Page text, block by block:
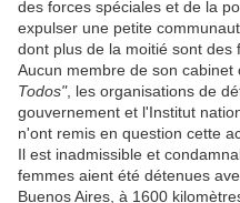
des forces spéciales et de la
expulser une petite
dont plus de la moitié sont des
Aucun membre de son
Todos", les organisations de
gouvernement et l'Institut
n'ont remis en question cette
Il est inadmissible et
femmes aient été détenues
Buenos Aires, à 1600